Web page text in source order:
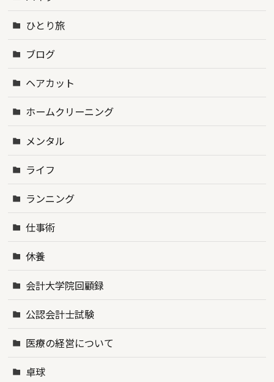
ひとり旅
ブログ
ヘアカット
ホームクリーニング
メンタル
ライフ
ランニング
仕事術
休養
会計大学院回顧録
公認会計士試験
医療の経営について
卓球